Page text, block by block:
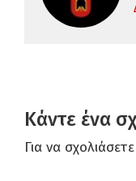
Κάντε ένα
Για να